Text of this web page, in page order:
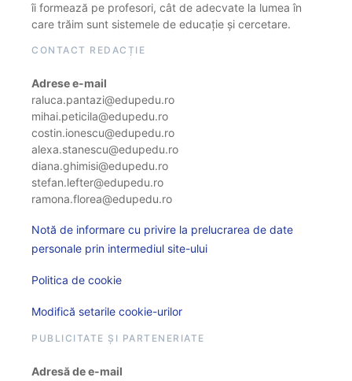
îi formează pe profesori, cât de adecvate la lumea în
care trăim sunt sistemele de educație și cercetare.
CONTACT REDACȚIE
Adrese e-mail
raluca.pantazi@edupedu.ro
mihai.peticila@edupedu.ro
costin.ionescu@edupedu.ro
alexa.stanescu@edupedu.ro
diana.ghimisi@edupedu.ro
stefan.lefter@edupedu.ro
ramona.florea@edupedu.ro
Notă de informare cu privire la prelucrarea de date
personale prin intermediul site-ului
Politica de cookie
Modifică setarile cookie-urilor
PUBLICITATE ȘI PARTENERIATE
Adresă de e-mail